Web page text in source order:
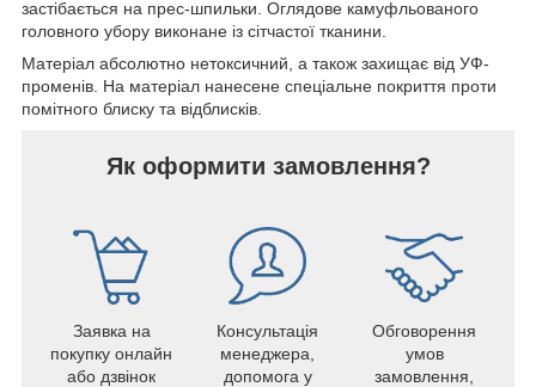
застібається на прес-шпильки. Оглядове камуфльованого
головного убору виконане із сітчастої тканини.
Матеріал абсолютно нетоксичний, а також захищає від УФ-
променів. На матеріал нанесене спеціальне покриття проти
помітного блиску та відблисків.
Як оформити замовлення?
Заявка на
покупку онлайн
або дзвінок
Консультація
менеджера,
допомога у
Обговорення
умов
замовлення,